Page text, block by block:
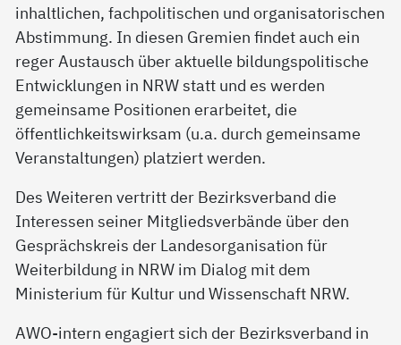
inhaltlichen, fachpolitischen und organisatorischen
Abstimmung. In diesen Gremien findet auch ein
reger Austausch über aktuelle bildungspolitische
Entwicklungen in NRW statt und es werden
gemeinsame Positionen erarbeitet, die
öffentlichkeitswirksam (u.a. durch gemeinsame
Veranstaltungen) platziert werden.
Des Weiteren vertritt der Bezirksverband die
Interessen seiner Mitgliedsverbände über den
Gesprächskreis der Landesorganisation für
Weiterbildung in NRW im Dialog mit dem
Ministerium für Kultur und Wissenschaft NRW.
AWO-intern engagiert sich der Bezirksverband in